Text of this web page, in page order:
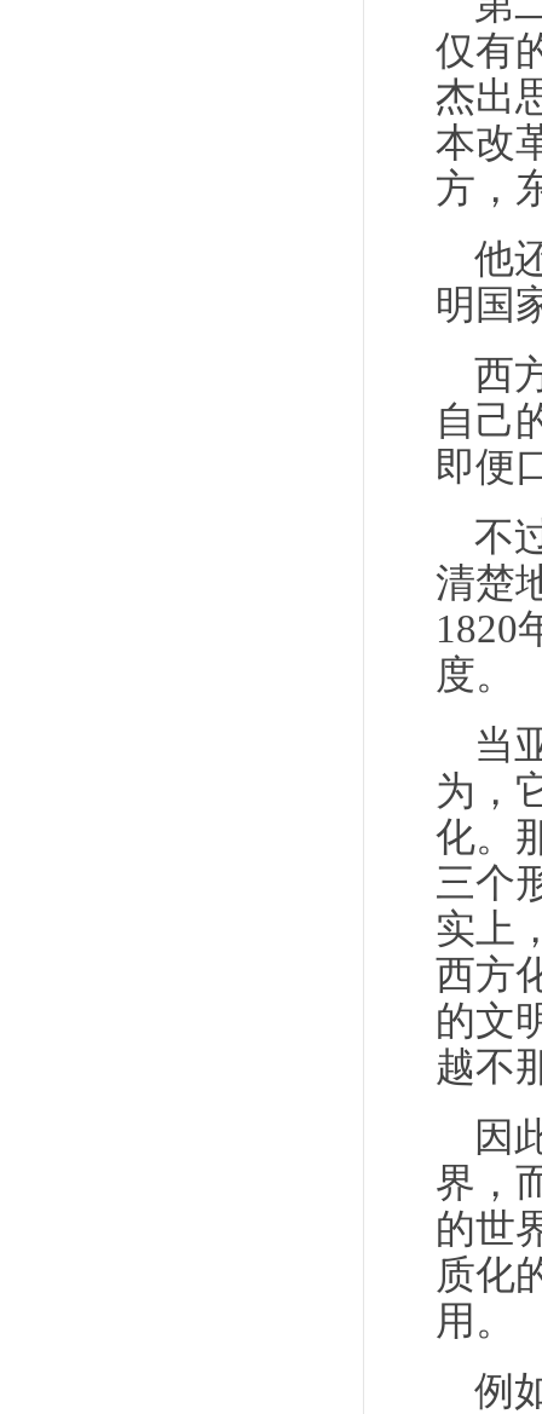
仅有
杰出
本改
方，
他
明国
西
自己
即便
不
清楚
1820
度。
当
为，
化。
三个
实上
西方
的文
越不
因
界，
的世
质化
用。
例